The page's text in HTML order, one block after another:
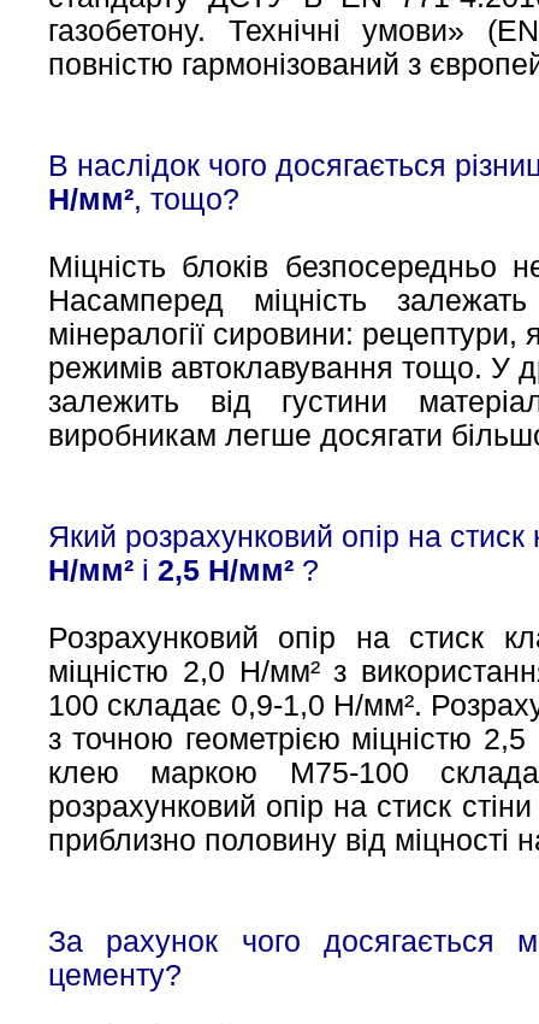
газобетону. Технічні умови»
повністю гармонізований з
В наслідок чого досягається
Н/мм², тощо?
Міцність блоків безпосередньо
Насамперед міцність
мінералогії сировини:
режимів автоклавування тощо. У
залежить від густини
виробникам легше досягати
Який розрахунковий опір на стиск
Н/мм² і 2,5 Н/мм² ?
Розрахунковий опір на стиск
міцністю 2,0 Н/мм² з
100 складає 0,9-1,0 Н/мм².
з точною геометрією міцністю
клею маркою М75-100
розрахунковий опір на стиск
приблизно половину від міцності
За рахунок чого досягається
цементу?